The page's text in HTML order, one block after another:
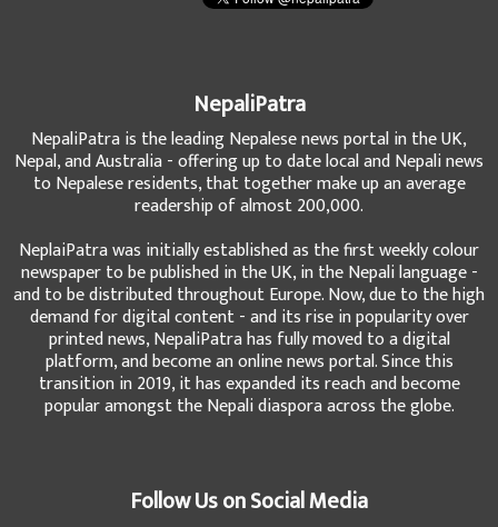
NepaliPatra
NepaliPatra is the leading Nepalese news portal in the UK,
Nepal, and Australia - offering up to date local and Nepali news
to Nepalese residents, that together make up an average
readership of almost 200,000.
NeplaiPatra was initially established as the first weekly colour
newspaper to be published in the UK, in the Nepali language -
and to be distributed throughout Europe. Now, due to the high
demand for digital content - and its rise in popularity over
printed news, NepaliPatra has fully moved to a digital
platform, and become an online news portal. Since this
transition in 2019, it has expanded its reach and become
popular amongst the Nepali diaspora across the globe.
Follow Us on Social Media